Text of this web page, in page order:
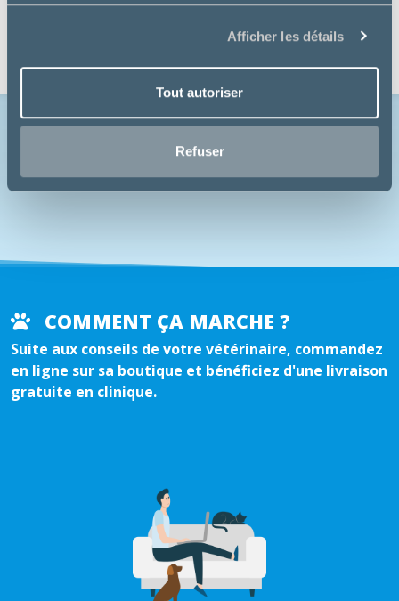
Afficher les détails
Tout autoriser
Refuser
SENIOR NEUTERED - CHAT
25,47€
Voir toutes les nouveautés
COMMENT ÇA MARCHE ?
Suite aux conseils de votre vétérinaire, commandez
en ligne sur sa boutique et bénéficiez d'une livraison
gratuite en clinique.